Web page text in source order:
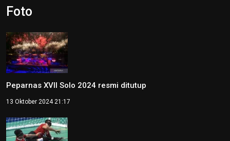
Foto
Peparnas XVII Solo 2024 resmi ditutup
13 Oktober 2024 21:17